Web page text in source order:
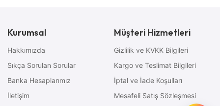
Kurumsal
Hakkımızda
Sıkça Sorulan Sorular
Banka Hesaplarımız
İletişim
Müşteri Hizmetleri
Gizlilik ve KVKK Bilgileri
Kargo ve Teslimat Bilgileri
İptal ve İade Koşulları
Mesafeli Satış Sözleşmesi